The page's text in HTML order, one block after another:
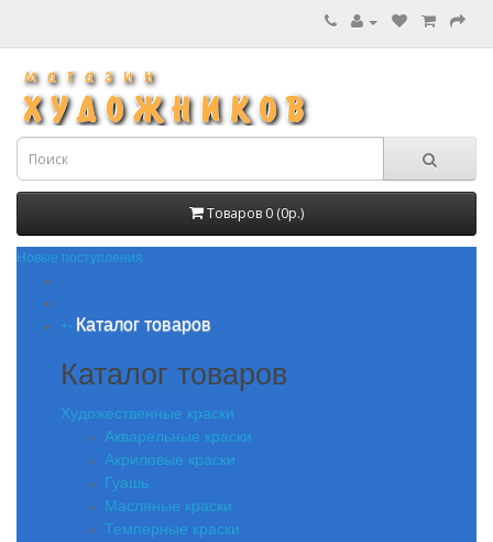
Товаров 0 (0р.)
Новые поступления
+- Каталог товаров
Каталог товаров
Художественные краски
Акварельные краски
Акриловые краски
Гуашь
Масляные краски
Темперные краски